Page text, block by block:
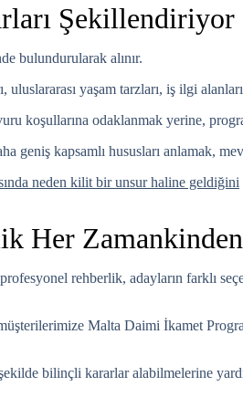
Şekillendiriyor
bulundurularak alınır.
yaşam tarzları, iş ilgi
koşullarına odaklanmak yerine,
geniş kapsamlı hususları anlamak,
neden kilit bir unsur haline geldiğini
Her
rehberlik, adayların farklı
Malta Daimi İkamet
bilinçli kararlar alabilmelerine